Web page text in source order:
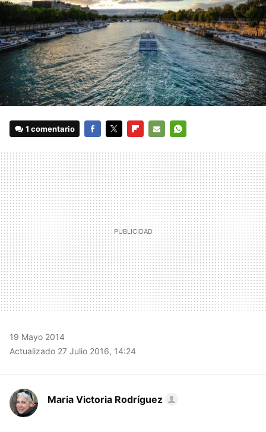
1 comentario
MAIL
19 Mayo 2014
Actualizado 27 Julio 2016, 14:24
Maria Victoria Rodríguez